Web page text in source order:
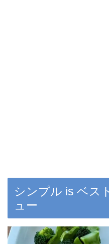
シンプル is ベス
ュー